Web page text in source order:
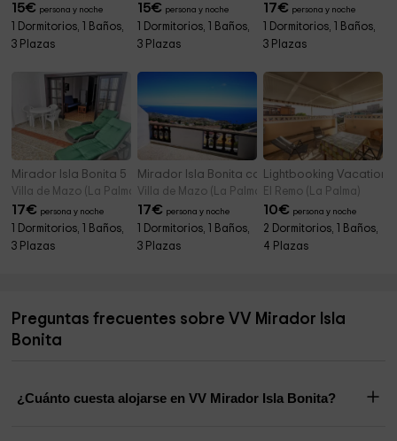
15€ persona y noche
1 Dormitorios, 1 Baños,
3 Plazas
15€ persona y noche
1 Dormitorios, 1 Baños,
3 Plazas
17€ persona y noche
1 Dormitorios, 1 Baños,
3 Plazas
Mirador Isla Bonita 5
Villa de Mazo (La Palma)
17€ persona y noche
1 Dormitorios, 1 Baños,
3 Plazas
Mirador Isla Bonita con Terraza
Villa de Mazo (La Palma)
17€ persona y noche
1 Dormitorios, 1 Baños,
3 Plazas
Lightbooking Vacation
El Remo (La Palma)
10€ persona y noche
2 Dormitorios, 1 Baños,
4 Plazas
Preguntas frecuentes sobre VV Mirador Isla
Bonita
¿Cuánto cuesta alojarse en VV Mirador Isla Bonita?